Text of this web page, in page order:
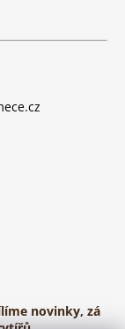
novinky, zá